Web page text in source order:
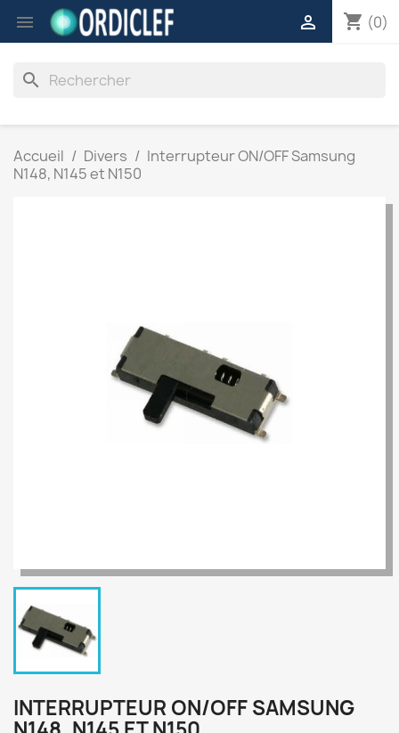
 shopping_cart (0)

search
Accueil Divers
Interrupteur ON/OFF Samsung
N148, N145 et N150
INTERRUPTEUR ON/OFF SAMSUNG